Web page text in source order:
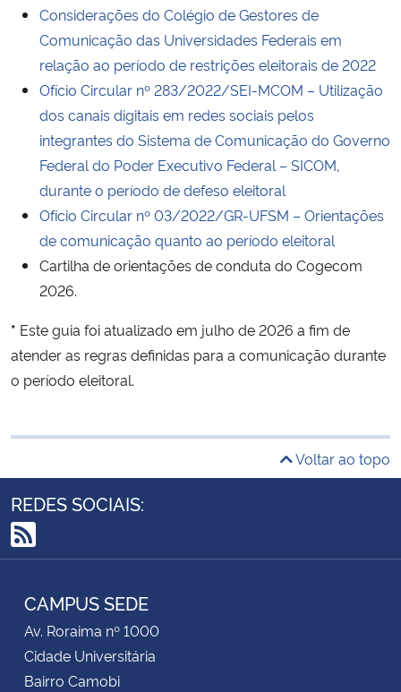
Considerações do Colégio de Gestores de
Comunicação das Universidades Federais em
relação ao período de restrições eleitorais de 2022
Ofício Circular nº 283/2022/SEI-MCOM – Utilização
dos canais digitais em redes sociais pelos
integrantes do Sistema de Comunicação do Governo
Federal do Poder Executivo Federal – SICOM,
durante o período de defeso eleitoral
Ofício Circular nº 03/2022/GR-UFSM – Orientações
de comunicação quanto ao período eleitoral
Cartilha de orientações de conduta do Cogecom
2026.
* Este guia foi atualizado em julho de 2026 a fim de
atender as regras definidas para a comunicação durante
o período eleitoral.
Voltar ao topo
REDES SOCIAIS:
RSS
CAMPUS SEDE
Av. Roraima nº 1000
Cidade Universitária
Bairro Camobi